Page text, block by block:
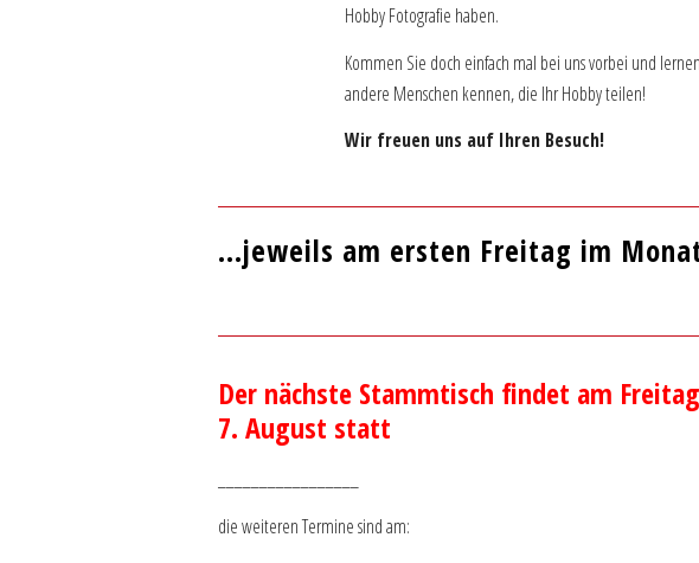
Hobby Fotografie haben.
Kommen Sie doch einfach mal bei uns vorbei und
andere Menschen kennen, die Ihr Hobby teilen!
Wir freuen uns auf Ihren Besuch!
…jeweils am ersten Freitag im
Der nächste Stammtisch findet am
7. August statt
die weiteren Termine sind am: